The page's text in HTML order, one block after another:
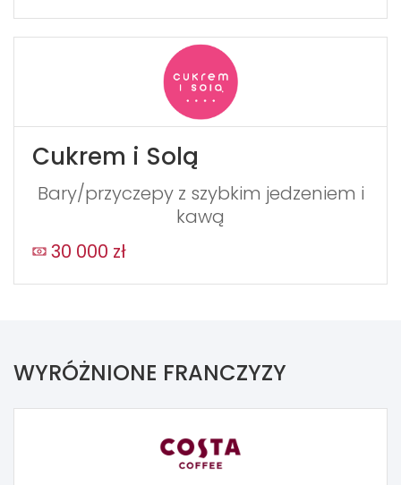
Cukrem i Solą
Bary/przyczepy z szybkim jedzeniem i
kawą
30 000 zł
WYRÓŻNIONE FRANCZYZY